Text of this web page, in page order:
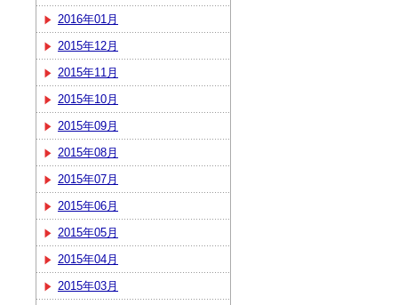
2016年01月
2015年12月
2015年11月
2015年10月
2015年09月
2015年08月
2015年07月
2015年06月
2015年05月
2015年04月
2015年03月